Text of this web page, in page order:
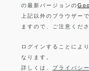
の最新バージョンの
上記以外のブラウザー
ますので、ご注意くださ
ログインすることによ
なります。
詳しくは、 プライバシ